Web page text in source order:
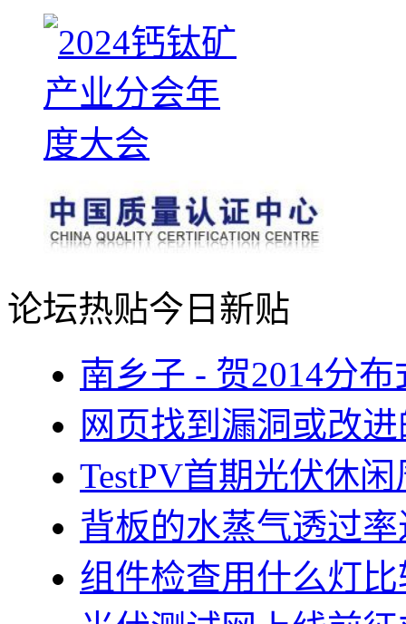
论坛热贴今日新贴
南乡子 - 贺2014分
网页找到漏洞或改
TestPV首期光伏休
背板的水蒸气透过
组件检查用什么灯